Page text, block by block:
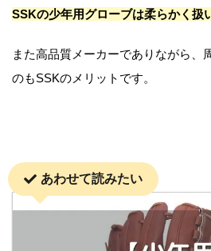
SSKの少年用グローブは柔らかく扱
また高品質メーカーでありながら、
のもSSKのメリットです。
あわせて読みたい